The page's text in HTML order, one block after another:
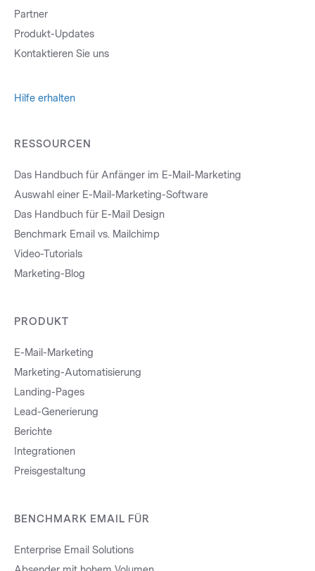
Partner
Produkt-Updates
Kontaktieren Sie uns
Hilfe erhalten
RESSOURCEN
Das Handbuch für Anfänger im E-Mail-Marketing
Auswahl einer E-Mail-Marketing-Software
Das Handbuch für E-Mail Design
Benchmark Email vs. Mailchimp
Video-Tutorials
Marketing-Blog
PRODUKT
E-Mail-Marketing
Marketing-Automatisierung
Landing-Pages
Lead-Generierung
Berichte
Integrationen
Preisgestaltung
BENCHMARK EMAIL FÜR
Enterprise Email Solutions